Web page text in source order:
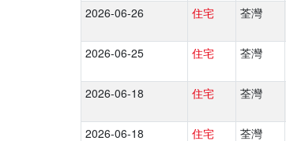
2026-06-26 住宅 荃灣
2026-06-25 住宅 荃灣
2026-06-18 住宅 荃灣
2026-06-18 住宅 荃灣